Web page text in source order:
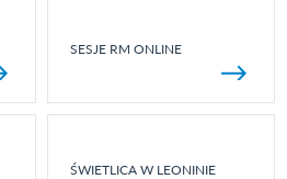
SESJE RM ONLINE
ŚWIETLICA W LEONINIE